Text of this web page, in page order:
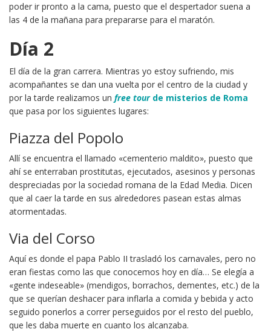
poder ir pronto a la cama, puesto que el despertador suena a
las 4 de la mañana para prepararse para el maratón.
Día 2
El día de la gran carrera. Mientras yo estoy sufriendo, mis
acompañantes se dan una vuelta por el centro de la ciudad y
por la tarde realizamos un free tourde misterios de Roma
que pasa por los siguientes lugares:
Piazza del Popolo
Allí se encuentra el llamado «cementerio maldito», puesto que
ahí se enterraban prostitutas, ejecutados, asesinos y personas
despreciadas por la sociedad romana de la Edad Media. Dicen
que al caer la tarde en sus alrededores pasean estas almas
atormentadas.
Via del Corso
Aquí es donde el papa Pablo II trasladó los carnavales, pero no
eran fiestas como las que conocemos hoy en día… Se elegía a
«gente indeseable» (mendigos, borrachos, dementes, etc.) de la
que se querían deshacer para inflarla a comida y bebida y acto
seguido ponerlos a correr perseguidos por el resto del pueblo,
que les daba muerte en cuanto los alcanzaba.